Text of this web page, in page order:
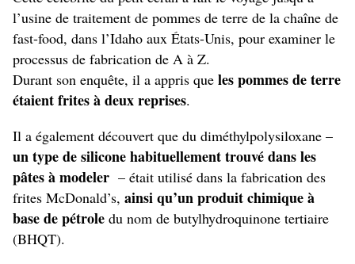
l’usine de traitement de pommes de terre de la chaîne de
fast-food, dans l’Idaho aux États-Unis, pour examiner le
processus de fabrication de A à Z.
Durant son enquête, il a appris que les pommes de terre
étaient frites à deux reprises.
Il a également découvert que du diméthylpolysiloxane –
un type de silicone habituellement trouvé dans les
pâtes à modeler – était utilisé dans la fabrication des
frites McDonald’s, ainsi qu’un produit chimique à
base de pétrole du nom de butylhydroquinone tertiaire
(BHQT).